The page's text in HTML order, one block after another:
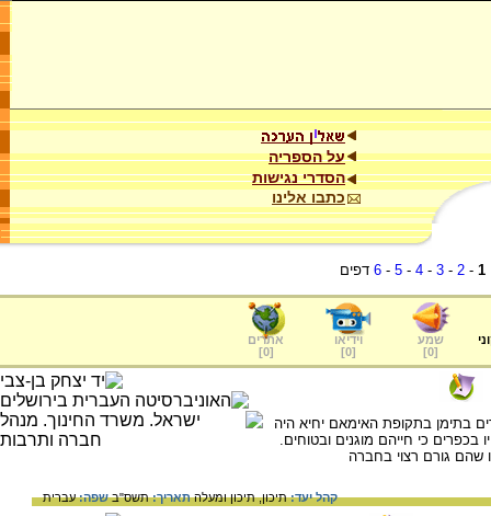
על הספריה
הסדרי נגישות
כתבו אלינו
1
-
2
-
3
-
4
-
5
-
6 דפים
שמע
[
0
]
וידיאו
[
0
]
אתרים
[
0
]
בתימן בתקופת האימאם יחיא היה
בכפרים כי חייהם מוגנים ובטוחים.
שהם גורם רצוי בחברה
קהל יעד:תיכון,תיכון ומעלהתאריך:תשס"בשפה:עברית